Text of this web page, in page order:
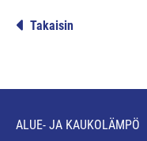
Takaisin
ALUE- JA KAUKOLÄMPÖ